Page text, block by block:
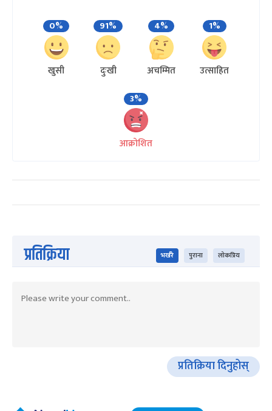
0%
खुसी
91%
दुःखी
4%
अचम्मित
1%
उत्साहित
3%
आक्रोशित
प्रतिक्रिया भर्खरै पुराना लोकप्रिय
प्रतिक्रिया दिनुहोस्